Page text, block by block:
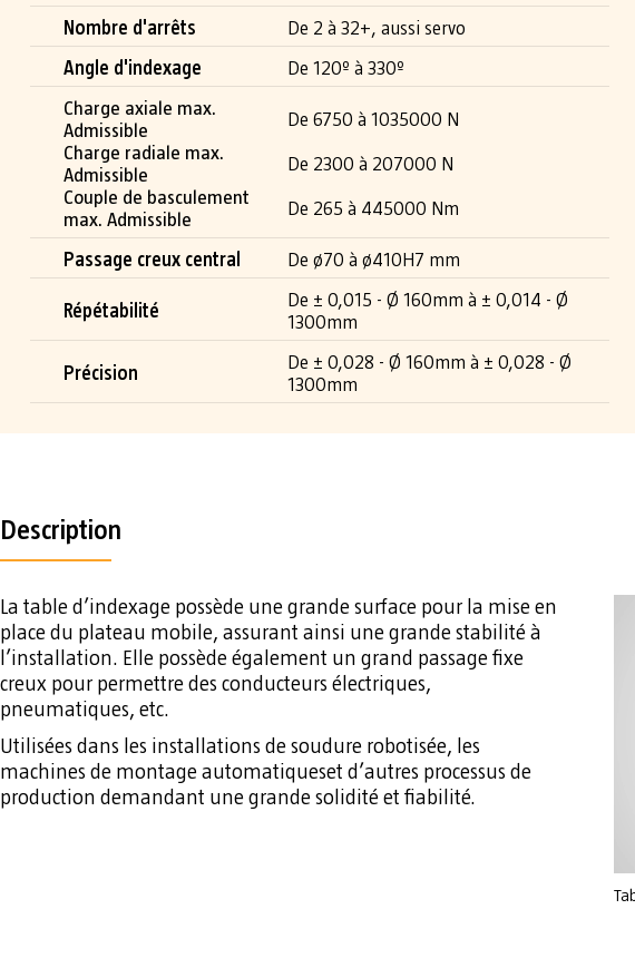
Nombre d'arrêts
De 2 à 32+, aussi servo
Angle d'indexage
De 120º à 330º
Charge axiale max.
Admissible
De 6750 à 1035000 N
Charge radiale max.
Admissible
De 2300 à 207000 N
Couple de basculement
max. Admissible
De 265 à 445000 Nm
Passage creux central De ø70 à ø410H7 mm
Répétabilité
De ± 0,015 - Ø 160mm à ± 0,014 - Ø
1300mm
Précision
De ± 0,028 - Ø 160mm à ± 0,028 - Ø
1300mm
Description
La table d’indexage possède une grande surface pour la mise en
place du plateau mobile, assurant ainsi une grande stabilité à
l’installation. Elle possède également un grand passage fixe
creux pour permettre des conducteurs électriques,
pneumatiques, etc.
Utilisées dans les installations de soudure robotisée, les
machines de montage automatiqueset d’autres processus de
production demandant une grande solidité et fiabilité.